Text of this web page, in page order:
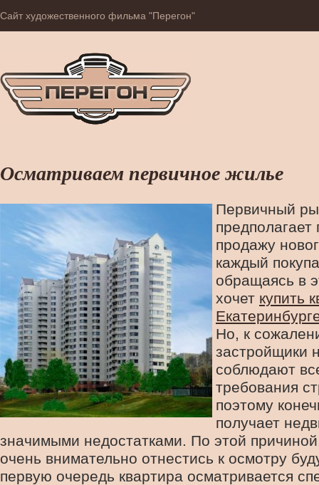
Сайт художественного фильма "Перегон"
Осматриваем первичное жилье
Первичный
предполагает
продажу
каждый
обращаясь в
хочет купить
Но, к
застройщики
соблюдают
требования
поэтому
получает
значимыми недостатками. По этой
очень внимательно отнестись к осмотру
первую очередь квартира осматривается